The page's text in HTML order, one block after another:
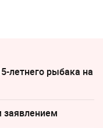
летнего рыбака на